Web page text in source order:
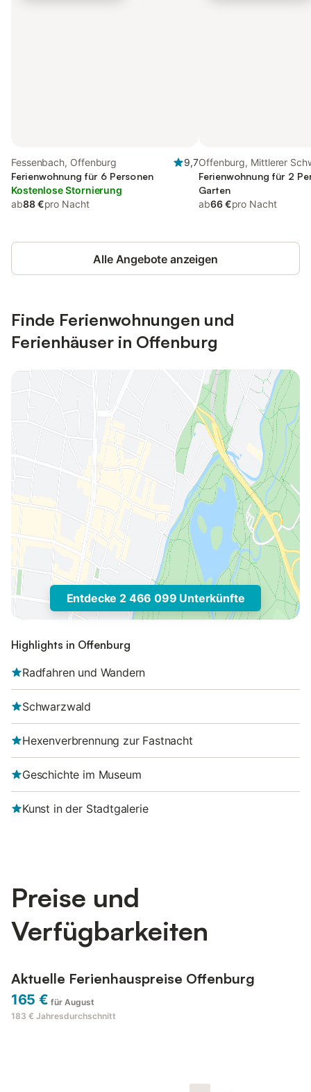
Fessenbach, Offenburg
9,7
Ferienwohnung für 6 Personen
Kostenlose Stornierung
ab88 €pro Nacht
Offenburg, Mittlerer
Ferienwohnung für 2
Garten
ab66 €pro Nacht
Alle Angebote anzeigen
Finde Ferienwohnungen und
Ferienhäuser in Offenburg
Entdecke 2 466 099 Unterkünfte
Highlights in Offenburg
Radfahren und Wandern
Schwarzwald
Hexenverbrennung zur Fastnacht
Geschichte im Museum
Kunst in der Stadtgalerie
Preise und
Verfügbarkeiten
Aktuelle Ferienhauspreise Offenburg
165 € für August
183 € Jahresdurchschnitt